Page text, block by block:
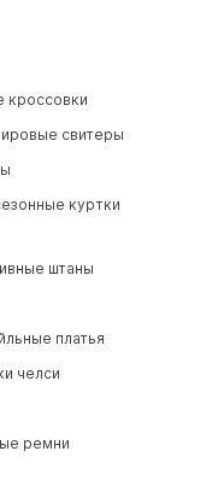
кроссовки
свитеры
куртки
штаны
платья
челси
ремни